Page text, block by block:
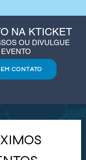
NA KTICKET
OU DIVULGUE
CONTATO